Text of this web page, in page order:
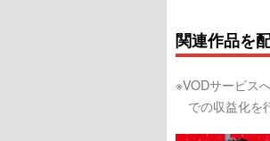
関連作品を
※VODサービス
での収益化を